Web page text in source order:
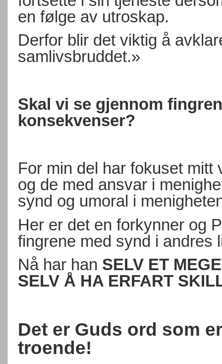
en følge av utroskap.
Derfor blir det viktig å
samlivsbruddet.»
Skal vi se gjennom
konsekvenser?
For min del har fokuset
og de med ansvar i
synd og umoral i
Her er det en forkynner og
fingrene med synd i andres
Nå har han SELV ET
SELV Å HA ERFART
Det er Guds ord som
troende!